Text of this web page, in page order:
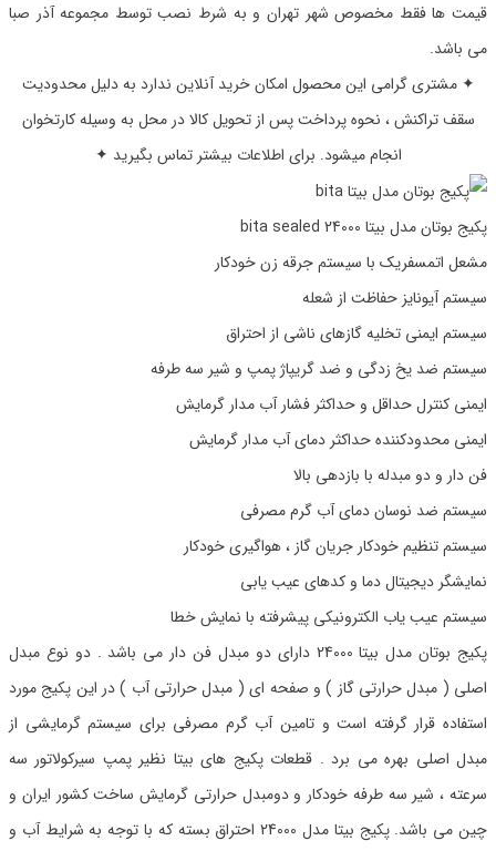
قیمت ها فقط مخصوص شهر تهران و به شرط نصب توسط مجموعه آذر صبا
می باشد.
✦ مشتری گرامی این محصول امکان خرید آنلاین ندارد به دلیل محدودیت
سقف تراکنش ، نحوه پرداخت پس از تحویل کالا در محل به وسیله کارتخوان
انجام میشود. برای اطلاعات بیشتر تماس بگیرید ✦
پکیج بوتان مدل بیتا 24000 bita sealed
مشعل اتمسفریک با سیستم جرقه زن خودکار
سیستم آیونایز حفاظت از شعله
سیستم ایمنی تخلیه گازهای ناشی از احتراق
سیستم ضد یخ زدگی و ضد گریپاژ پمپ و شیر سه ‌طرفه
ایمنی کنترل حداقل و حداکثر فشار آب مدار گرمایش
ایمنی محدودکننده حداکثر دمای آب مدار گرمایش
فن دار و دو مبدله با بازدهی بالا
سیستم ضد نوسان دمای آب گرم مصرفی
سیستم تنظیم خودکار جریان گاز ، هواگیری خودکار
نمایشگر دیجیتال دما و کدهای عیب یابی
سیستم عیب یاب الکترونیکی پیشرفته با نمایش خطا
پکیج بوتان مدل بیتا 24000 دارای دو مبدل فن دار می باشد . دو نوع مبدل
اصلی ( مبدل حرارتی گاز ) و صفحه ای ( مبدل حرارتی آب ) در این پکیج مورد
استفاده قرار گرفته است و تامین آب گرم مصرفی برای سیستم گرمایشی از
مبدل اصلی بهره می برد . قطعات پکیج های بیتا نظیر پمپ سیرکولاتور سه
سرعته ، شیر سه طرفه خودکار و دومبدل حرارتی گرمایش ساخت کشور ایران و
چین می باشد. پکیج بیتا مدل 24000 احتراق بسته که با توجه به شرایط آب و